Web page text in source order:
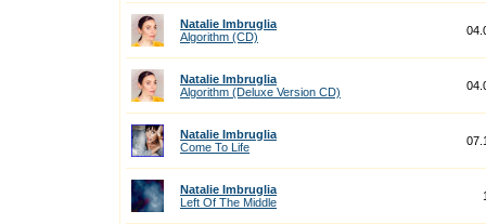
Natalie Imbruglia
Algorithm (CD)
Natalie Imbruglia
Algorithm (Deluxe Version CD)
Natalie Imbruglia
Come To Life
Natalie Imbruglia
Left Of The Middle